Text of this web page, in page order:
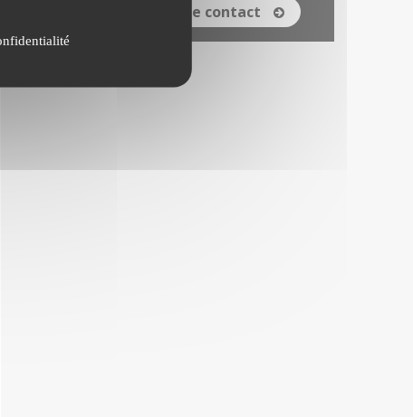
Formulaire de contact